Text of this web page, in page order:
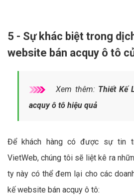
5 - Sự khác biệt trong
website bán acquy ô tô
Xem thêm: Thiết Kế
acquy ô tô hiệu quả
Để khách hàng có được sự tin
VietWeb, chúng tôi sẽ liệt kê ra
ty này có thể đem lại cho các
kế website bán acquy ô tô: